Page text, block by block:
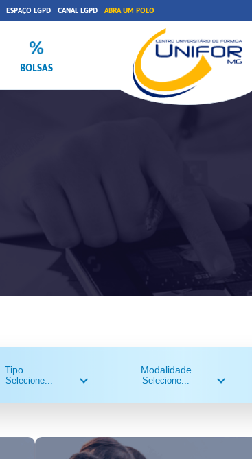
ESPAÇO LGPD CANAL LGPD ABRA UM POLO
BOLSAS
Tipo Modalidade